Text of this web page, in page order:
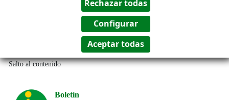
Salto al contenido
Boletín